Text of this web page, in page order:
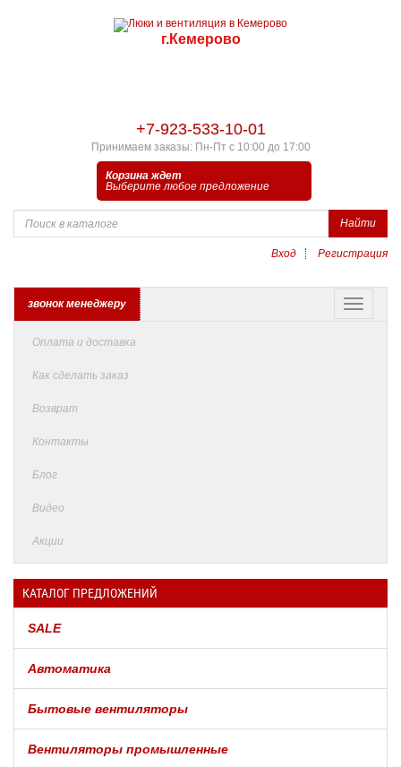
г.Кемерово
+7-923-533-10-01
Принимаем заказы: Пн-Пт с 10:00 до 17:00
Корзина ждет
Выберите любое предложение
Найти
Вход Регистрация
звонок менеджеру
Оплата и доставка
Как сделать заказ
Возврат
Контакты
Блог
Видео
Акции
КАТАЛОГ ПРЕДЛОЖЕНИЙ
SALE
Автоматика
Бытовые вентиляторы
Вентиляторы промышленные